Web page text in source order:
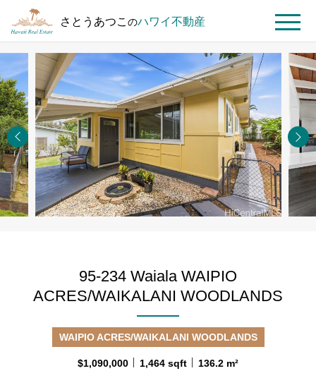
さとうあつこのハワイ不動産 MENU
ト
プ
ペ
ー
ジ
ハ
ワ
イ
不
動
産
を
探
す
95-234 Waiala
WAIPIO
ACRES/WAIKALANI
WOODLANDS
95-234 Waiala WAIPIO
ACRES/WAIKALANI WOODLANDS
WAIPIO ACRES/WAIKALANI WOODLANDS
$1,090,000 1,464 sqft 136.2 m²